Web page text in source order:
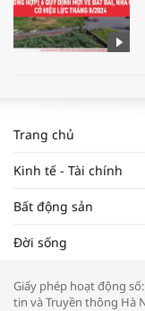
Trang chủ
Kinh tế - Tài chính
Bất động sản
Đời sống
Giấy phép hoạt động
tin và Truyền thông Hà